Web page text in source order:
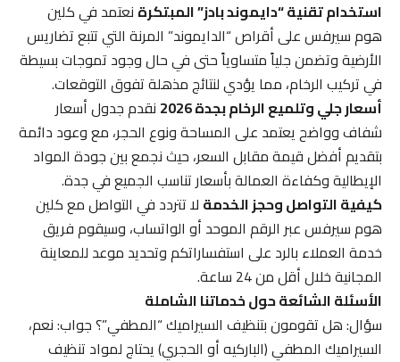
استخدام تقنية “دايموند بادز” المبتكرةنعتمد في كلين
هوم سيرفس على أقراص “الدايموند” المرنة التي تتبع تضاريس
الأرضية وتضمن جلياً متساوياً حتى في حال وجود تموجات بسيطة
في تركيب الرخام، مما يؤدي لنتائج مذهلة تفوق التوقعات.
أسعار جلي وتلميع الرخام بجدة 2026
نقدم جدول أسعار
شفاف وواضح يعتمد على المساحة ونوع الحجر، مع وعود دائمة
بتقديم أفضل قيمة مقابل السعر، حيث نجمع بين جودة المواد
الإيطالية وكفاءة العمالة بأسعار تناسب الجميع في جدة.
كيفية التواصل وحجز الخدمةلا تتردد في التواصل مع كلين
هوم سيرفس عبر الرقم الموحد أو الواتساب، وسيقوم فريق
خدمة العملاء بالرد على استفساراتكم وتحديد موعد للمعاينة
المجانية خلال أقل من 24 ساعة.
الأسئلة الشائعة حول خدماتنا الشاملة
سؤال: هل تقومون بتنظيف السيراميك “المطفي”؟ جواب: نعم،
السيراميك المطفي (الباركيه أو الحجري) يحتاج لمواد تنظيف